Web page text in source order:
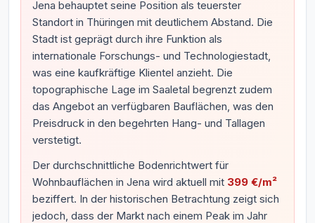
Jena behauptet seine Position als teuerster
Standort in Thüringen mit deutlichem Abstand. Die
Stadt ist geprägt durch ihre Funktion als
internationale Forschungs- und Technologiestadt,
was eine kaufkräftige Klientel anzieht. Die
topographische Lage im Saaletal begrenzt zudem
das Angebot an verfügbaren Bauflächen, was den
Preisdruck in den begehrten Hang- und Tallagen
verstetigt.
Der durchschnittliche Bodenrichtwert für
Wohnbauflächen in Jena wird aktuell mit 399 €/m²
beziffert. In der historischen Betrachtung zeigt sich
jedoch, dass der Markt nach einem Peak im Jahr